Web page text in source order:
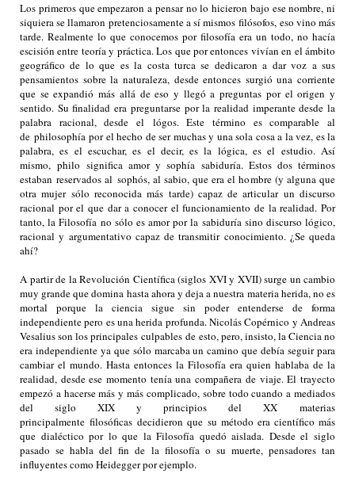
Los primeros que empezaron a pensar no lo hicieron bajo ese nombre, ni
siquiera se llamaron pretenciosamente a sí mismosfilósofos, eso vino más
tarde. Realmente lo que conocemos por filosofía era un todo, no hacía
escisión entre teoría y práctica. Los que por entonces vivían en el ámbito
geográfico de lo que es la costa turca se dedicaron a dar voz a sus
pensamientos sobre la naturaleza, desde entonces surgió una corriente
que se expandió más allá de eso y llegó a preguntas por el origen y
sentido. Su finalidad era preguntarse por la realidad imperante desde la
palabra racional, desde el lógos. Este término es comparable al
de philosophíapor el hecho de ser muchas y una sola cosa a la vez, es la
palabra, es el escuchar, es el decir, es la lógica, es el estudio. Así
mismo, philo significa amor ysophía sabiduría. Estos dos términos
estaban reservados al sophós, al sabio, que era el hombre (y alguna que
otra mujer sólo reconocida más tarde) capaz de articular un discurso
racional por el que dar a conocer el funcionamiento de la realidad. Por
tanto, la Filosofía no sólo es amor por la sabiduría sino discurso lógico,
racional y argumentativo capaz de transmitir conocimiento. ¿Se queda
ahí?
A partir de la Revolución Científica (siglos XVI y XVII) surge un cambio
muy grande que domina hasta ahora y deja a nuestra materia herida, no es
mortal porque la ciencia sigue sin poder entenderse de forma
independiente pero es una herida profunda. Nicolás Copérnico y Andreas
Vesalius son los principalesculpables de esto, pero, insisto, la Ciencia no
era independiente ya que sólo marcaba un camino que debía seguir para
cambiar el mundo. Hasta entonces la Filosofía era quien hablaba de la
realidad, desde ese momento tenía una compañera de viaje. El trayecto
empezó a hacerse más y más complicado, sobre todo cuando a mediados
del siglo XIX y principios del XX materias
principalmentefilosóficas decidieron que su método era científico más
que dialéctico por lo que la Filosofía quedó aislada. Desde el siglo
pasado se habla del fin de la filosofía o su muerte, pensadores tan
influyentes como Heidegger por ejemplo.